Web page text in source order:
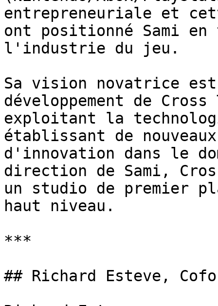
entrepreneuriale et
ont positionné Sami
l'industrie du jeu.
Sa vision novatrice
développement de
exploitant la
établissant de
d'innovation dans le
direction de Sami,
un studio de premier
haut niveau.
***
## Richard Esteve,